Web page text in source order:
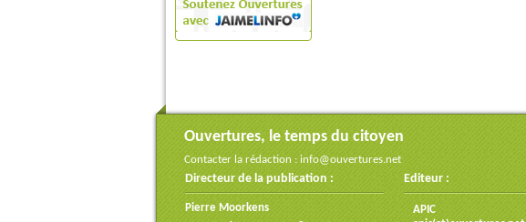
Ouvertures, le temps du citoyen
Contacter la rédaction : info@ouvertures.net
Directeur de la publication :
Pierre Moorkens
Editeur :
APIC